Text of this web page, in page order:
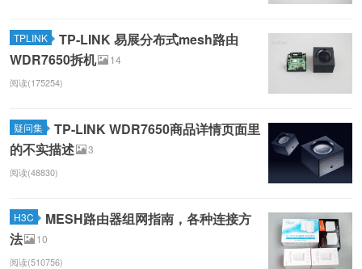
TPLINK
TP-LINK 易展分布式mesh路由
WDR7650拆机
14
阅读(175254)
疑问集
TP-LINK WDR7650商品详情页面里
的不实描述
3
阅读(48830)
H3C
MESH路由器组网指南，各种连接方
法
10
阅读(510756)